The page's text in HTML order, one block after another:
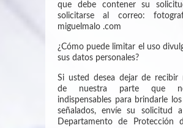
que debe contener su
solicitarse al correo:
miguelmalo .com
¿Cómo puede limitar el uso
sus datos personales?
Si usted desea dejar de recibir
de nuestra parte que
indispensables para brindarle
señalados, envíe su solicitud
Departamento de Protección